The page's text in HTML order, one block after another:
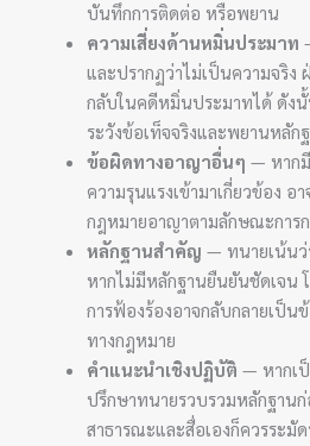
บันทึกการติดต่อ หรือพยาน
ความเสี่ยงด้านหมิ่นประมาท
และปรากฏว่าไม่เป็นความจริง
กลับในคดีหมิ่นประมาทได้ ดังนั้
ระวังข้อเท็จจริงและพยานหลัก
ข้อผิดทางอาญาอื่นๆ — หาก
ความรุนแรงเข้ามาเกี่ยวข้อง อ
กฎหมายอาญาตามลักษณะการ
หลักฐานสำคัญ — ทนายเน้นว่
หากไม่มีหลักฐานยืนยันชัดเจน
การฟ้องร้องอาจกลับกลายเป็
ทางกฎหมาย
คำแนะนำเชิงปฏิบัติ — หากเ
ปรึกษาทนายรวบรวมหลักฐาน
สาธารณะและสื่อเองก็ควรระมั